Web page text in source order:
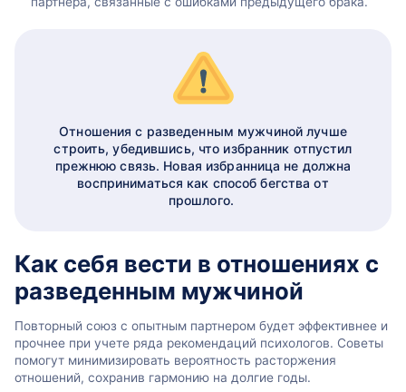
Отношения с разведенным мужчиной лучше
строить, убедившись, что избранник отпустил
прежнюю связь. Новая избранница не должна
восприниматься как способ бегства от
прошлого.
Как себя вести в отношениях с
разведенным мужчиной
Повторный союз с опытным партнером будет эффективнее и
прочнее при учете ряда рекомендаций психологов. Советы
помогут минимизировать вероятность расторжения
отношений, сохранив гармонию на долгие годы.